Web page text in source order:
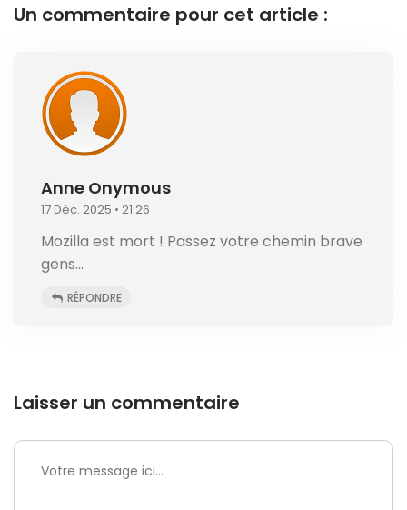
Un commentaire pour cet article :
Anne Onymous
17 Déc. 2025 • 21:26
Mozilla est mort ! Passez votre chemin brave
gens…
RÉPONDRE
Laisser un commentaire